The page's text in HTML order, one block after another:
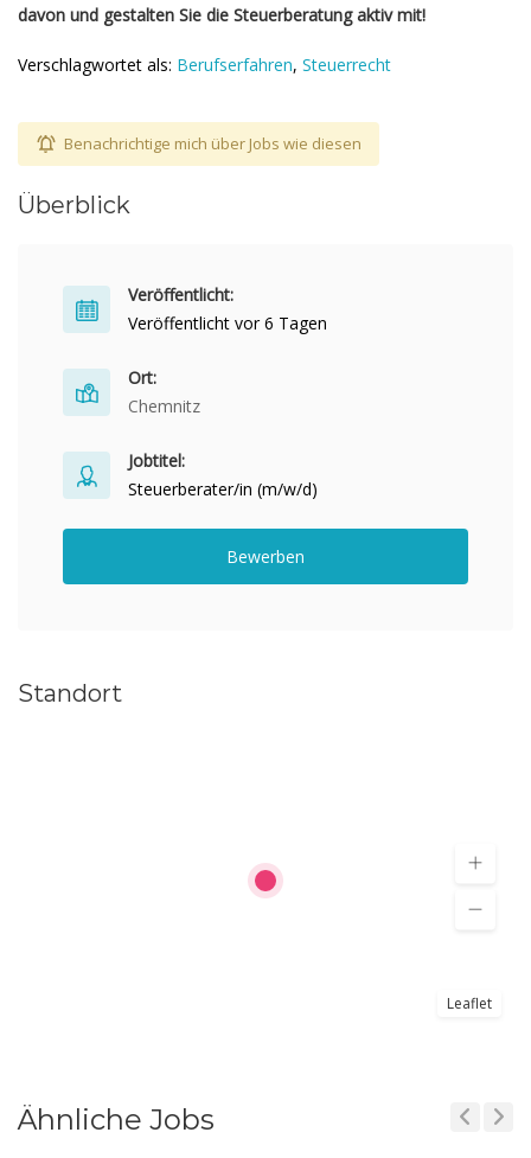
davon und gestalten Sie die Steuerberatung aktiv mit!
Verschlagwortet als: Berufserfahren, Steuerrecht
Benachrichtige mich über Jobs wie diesen
Überblick
Veröffentlicht:
Veröffentlicht vor 6 Tagen
Ort:
Chemnitz
Jobtitel:
Steuerberater/in (m/w/d)
Bewerben
Standort
Leaflet
Ähnliche Jobs